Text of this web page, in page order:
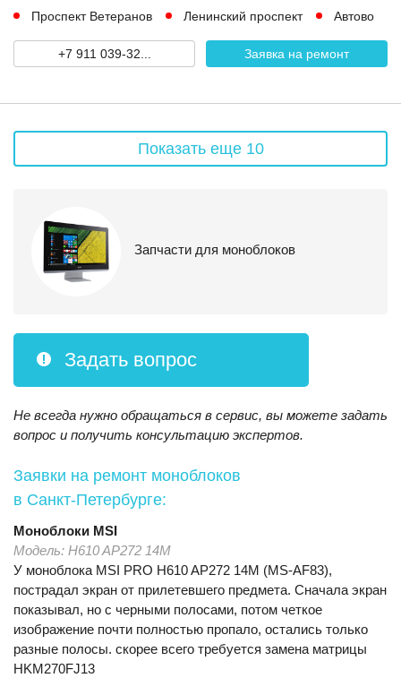
Проспект Ветеранов Ленинский проспект Автово
+7 911 039-32... Заявка на ремонт
Показать еще 10
Запчасти для моноблоков
Задать вопрос
Не всегда нужно обращаться в сервис, вы можете задать
вопрос и получить консультацию экспертов.
Заявки на ремонт моноблоков
в Санкт-Петербурге:
Моноблоки MSI
Модель: H610 AP272 14M
У моноблока MSI PRO H610 AP272 14M (MS-AF83),
пострадал экран от прилетевшего предмета. Сначала экран
показывал, но с черными полосами, потом четкое
изображение почти полностью пропало, остались только
разные полосы. скорее всего требуется замена матрицы
HKM270FJ13